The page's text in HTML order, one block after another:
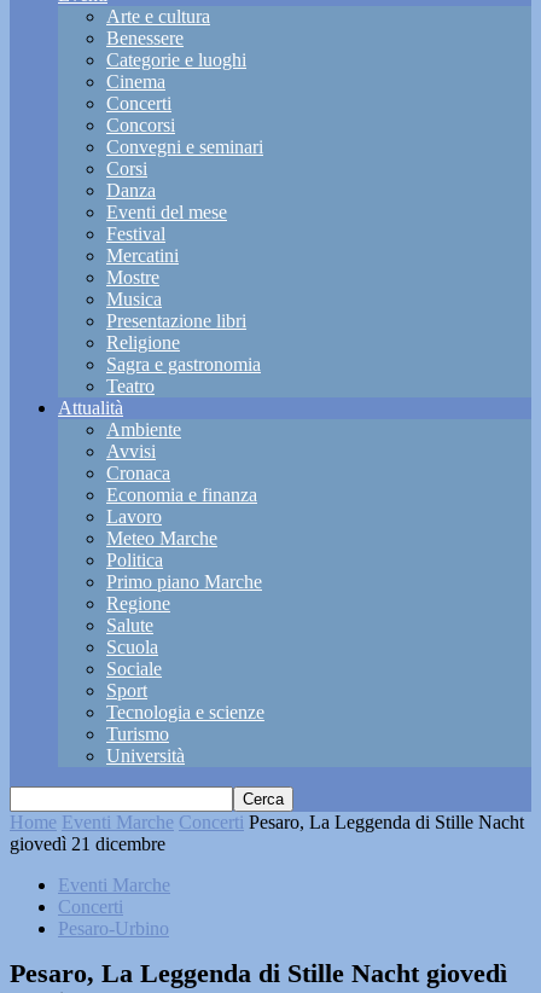
Arte e cultura
Benessere
Categorie e luoghi
Cinema
Concerti
Concorsi
Convegni e seminari
Corsi
Danza
Eventi del mese
Festival
Mercatini
Mostre
Musica
Presentazione libri
Religione
Sagra e gastronomia
Teatro
Attualità
Ambiente
Avvisi
Cronaca
Economia e finanza
Lavoro
Meteo Marche
Politica
Primo piano Marche
Regione
Salute
Scuola
Sociale
Sport
Tecnologia e scienze
Turismo
Università
Home Eventi Marche Concerti Pesaro, La Leggenda di Stille Nacht
giovedì 21 dicembre
Eventi Marche
Concerti
Pesaro-Urbino
Pesaro, La Leggenda di Stille Nacht giovedì